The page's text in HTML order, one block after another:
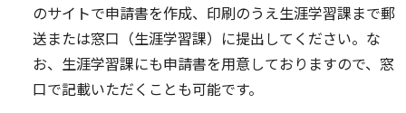
のサイトで申請書を作成、印刷のうえ生涯学習課まで郵
送または窓口（生涯学習課）に提出してください。な
お、生涯学習課にも申請書を用意しておりますので、窓
口で記載いただくことも可能です。